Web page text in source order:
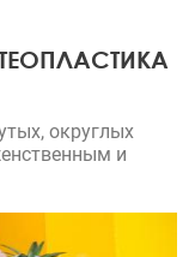
округлых
и